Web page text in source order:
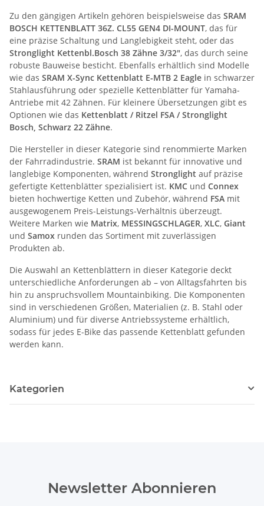
Zu den gängigen Artikeln gehören beispielsweise das SRAM
BOSCH KETTENBLATT 36Z. CL55 GEN4 DI-MOUNT, das für
eine präzise Schaltung und Langlebigkeit steht, oder das
Stronglight Kettenbl.Bosch 38 Zähne 3/32", das durch seine
robuste Bauweise besticht. Ebenfalls erhältlich sind Modelle
wie das SRAM X-Sync Kettenblatt E-MTB 2 Eagle in schwarzer
Stahlausführung oder spezielle Kettenblätter für Yamaha-
Antriebe mit 42 Zähnen. Für kleinere Übersetzungen gibt es
Optionen wie das Kettenblatt / Ritzel FSA / Stronglight
Bosch, Schwarz 22 Zähne.
Die Hersteller in dieser Kategorie sind renommierte Marken
der Fahrradindustrie. SRAM ist bekannt für innovative und
langlebige Komponenten, während Stronglight auf präzise
gefertigte Kettenblätter spezialisiert ist. KMC und Connex
bieten hochwertige Ketten und Zubehör, während FSA mit
ausgewogenem Preis-Leistungs-Verhältnis überzeugt.
Weitere Marken wie Matrix, MESSINGSCHLAGER, XLC, Giant
und Samox runden das Sortiment mit zuverlässigen
Produkten ab.
Die Auswahl an Kettenblättern in dieser Kategorie deckt
unterschiedliche Anforderungen ab – von Alltagsfahrten bis
hin zu anspruchsvollem Mountainbiking. Die Komponenten
sind in verschiedenen Größen, Materialien (z. B. Stahl oder
Aluminium) und für diverse Antriebssysteme erhältlich,
sodass für jedes E-Bike das passende Kettenblatt gefunden
werden kann.
Kategorien
Newsletter Abonnieren